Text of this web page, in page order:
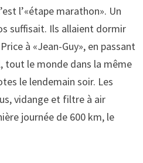
l’«étape marathon». Un
suffisait. Ils allaient dormir
à «Jean-Guy», en passant
tout le monde dans la même
le lendemain soir. Les
vidange et filtre à air
journée de 600 km, le